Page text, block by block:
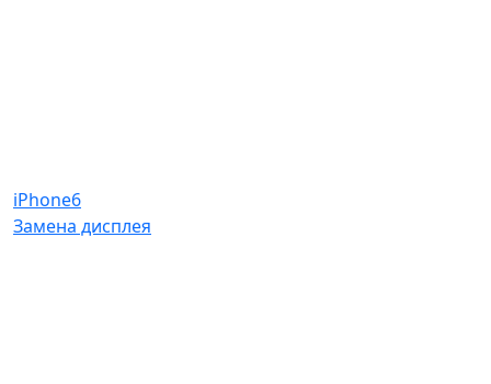
iPhone6
Замена дисплея